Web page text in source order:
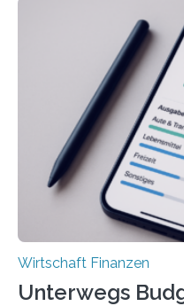
Unterkünfte fast überall
viele Beschäftigte ist
Juli ausgezahlte
sich den wohlverdienten
können. Allerdings
einmal die Hälfte aller
Privatwirtschaft
Wirtschaft Finanzen
Unterwegs